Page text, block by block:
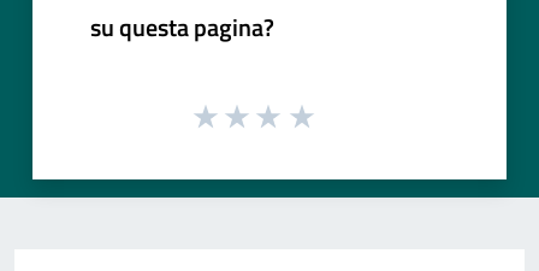
su questa pagina?